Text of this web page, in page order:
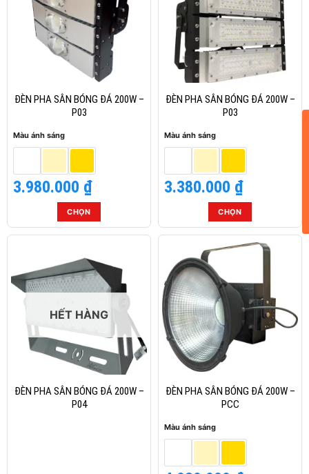
biến
thể.
Các
tùy
chọn
thể
được
trang
phẩm
biến
thể.
Các
tùy
chọn
có
thể
được
trang
phẩm
ĐÈN PHA SÂN BÓNG ĐÁ 200W –
P03
Màu ánh sáng
3.980.000 ₫
CHỌN
Sản
này
có
thể.
tùy
chọn
có
thể
được
ĐÈN PHA SÂN BÓNG ĐÁ 200W –
P03
Màu ánh sáng
3.380.000 ₫
CHỌN
Sản
phẩm
nhiều
biến
thể.
Các
tùy
thể
được
trang
sản
HẾT HÀNG
ĐÈN PHA SÂN BÓNG ĐÁ 200W –
P04
ĐÈN PHA SÂN BÓNG ĐÁ 200W –
PCC
Màu ánh sáng